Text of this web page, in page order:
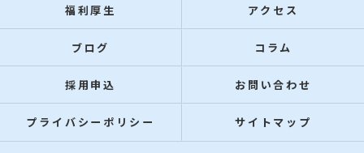
福利厚生 アクセス
ブログ コラム
採用申込 お問い合わせ
プライバシーポリシー サイトマップ